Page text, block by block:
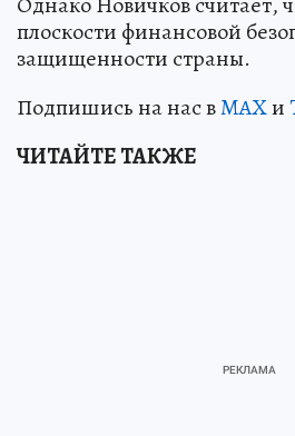
плоскости финансовой
защищенности страны.
Подпишись на нас вMAXи
ЧИТАЙТЕ ТАКЖЕ